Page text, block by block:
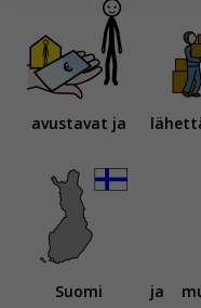
avustavat ja
Suomi ja
Voit valita,